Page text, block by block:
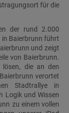
für die
der rund 2.000
in Baierbrunn führt
und zeigt
von Baierbrunn.
lösen, die an den
verortet
Stadtrallye in
Logik und Wissen
zu einem vollen